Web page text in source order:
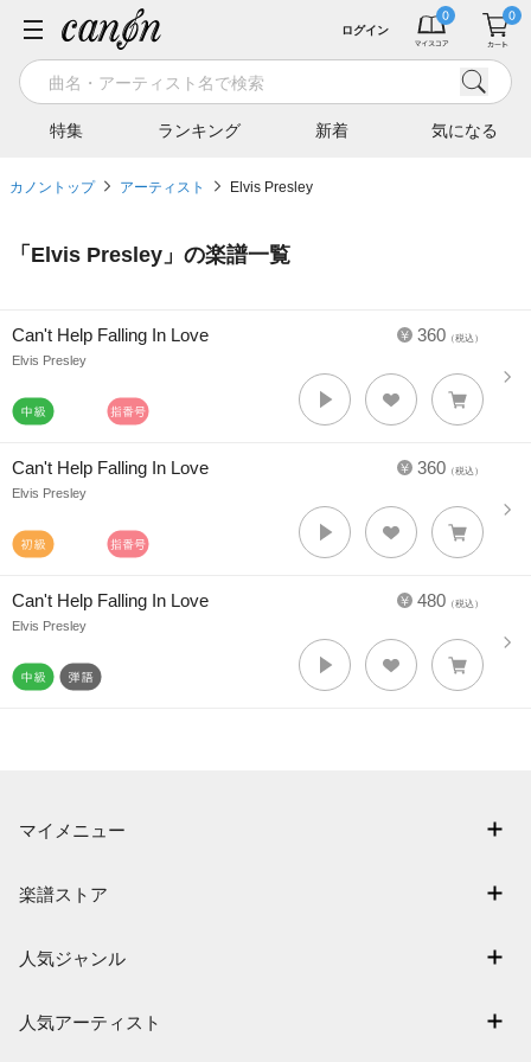
特集 ランキング 新着 気になる
ログイン
カノントップ アーティスト Elvis Presley
「 Elvis Presley 」の楽譜一覧
360 （税込）
Can't Help Falling In Love
Elvis Presley
360 （税込）
Can't Help Falling In Love
Elvis Presley
480 （税込）
Can't Help Falling In Love
Elvis Presley
マイメニュー
退会はこちら
楽譜ストア
難易度別に探す
人気ジャンル
人気アーティスト